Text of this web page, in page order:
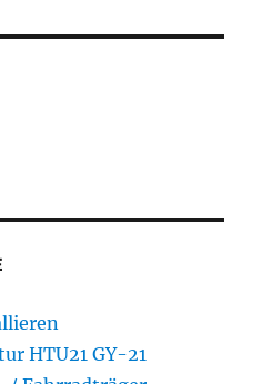
HTU21 GY-21